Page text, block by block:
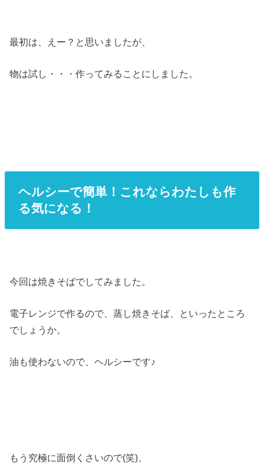
最初は、えー？と思いましたが、
物は試し・・・作ってみることにしました。
ヘルシーで簡単！これならわたしも作
る気になる！
今回は焼きそばでしてみました。
電子レンジで作るので、蒸し焼きそば、といったところ
でしょうか。
油も使わないので、ヘルシーです♪
もう究極に面倒くさいので(笑)、